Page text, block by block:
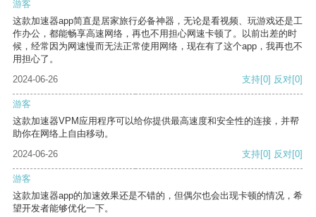
游客
这款加速器app简直是居家旅行必备神器，无论是看视频、玩游戏还是工
作办公，都能畅享高速网络，再也不用担心网速卡顿了。以前出差的时
候，经常因为网速慢而无法正常使用网络，现在有了这个app，我再也不
用担心了。
2024-06-26
支持[0] 反对[0]
游客
这款加速器VPM应用程序可以给你提供最高速度和安全性的连接，并帮
助你在网络上自由移动。
2024-06-26
支持[0] 反对[0]
游客
这款加速器app的加速效果还是不错的，但偶尔也会出现卡顿的情况，希
望开发者能够优化一下。